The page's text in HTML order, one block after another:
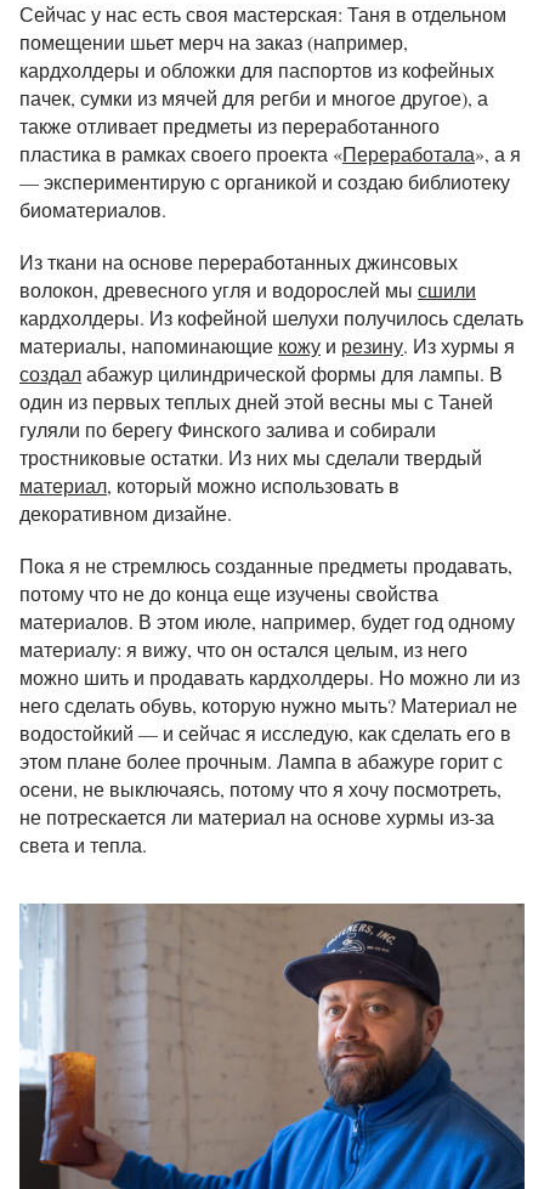
Сейчас у нас есть своя мастерская: Таня в отдельном
помещении шьет мерч на заказ (например,
кардхолдеры и обложки для паспортов из кофейных
пачек, сумки из мячей для регби и многое другое), а
также отливает предметы из переработанного
пластика в рамках своего проекта «Переработала», а я
— экспериментирую с органикой и создаю библиотеку
биоматериалов.
Из ткани на основе переработанных джинсовых
волокон, древесного угля и водорослей мы сшили
кардхолдеры. Из кофейной шелухи получилось сделать
материалы, напоминающие кожу и резину. Из хурмы я
создалабажур цилиндрической формы для лампы. В
один из первых теплых дней этой весны мы с Таней
гуляли по берегу Финского залива и собирали
тростниковые остатки. Из них мы сделали твердый
материал, который можно использовать в
декоративном дизайне.
Пока я не стремлюсь созданные предметы продавать,
потому что не до конца еще изучены свойства
материалов. В этом июле, например, будет год одному
материалу: я вижу, что он остался целым, из него
можно шить и продавать кардхолдеры. Но можно ли из
него сделать обувь, которую нужно мыть? Материал не
водостойкий — и сейчас я исследую, как сделать его в
этом плане более прочным. Лампа в абажуре горит с
осени, не выключаясь, потому что я хочу посмотреть,
не потрескается ли материал на основе хурмы из-за
света и тепла.